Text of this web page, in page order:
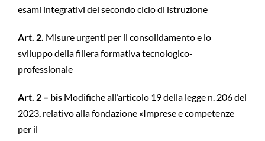
esami integrativi del secondo ciclo di istruzione
Art. 2. Misure urgenti per il consolidamento e lo
sviluppo della filiera formativa tecnologico-
professionale
Art. 2 – bis Modifiche all’articolo 19 della legge n. 206 del
2023, relativo alla fondazione «Imprese e competenze
per il